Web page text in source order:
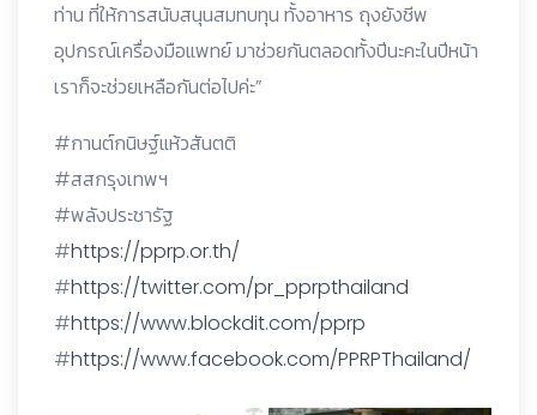
ท่าน ที่ให้การสนับสนุนสมทบทุน ทั้งอาหาร ถุงยังชีพ
อุปกรณ์เครื่องมือแพทย์ มาช่วยกันตลอดทั้งปีนะคะในปีหน้า
เราก็จะช่วยเหลือกันต่อไปค่ะ”
#กานต์กนิษฐ์แห้วสันตติ
#สสกรุงเทพฯ
#พลังประชารัฐ
#https://pprp.or.th/
#https://twitter.com/pr_pprpthailand
#https://www.blockdit.com/pprp
#https://www.facebook.com/PPRPThailand/